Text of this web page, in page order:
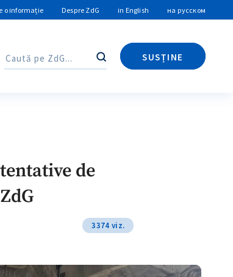
o informație Despre ZdG in English на русском
Caută
SUSȚINE
Caută
de
3374 viz.